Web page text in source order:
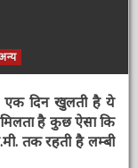
दिन खुलती है ये
है कुछ ऐसा
तक रहती है